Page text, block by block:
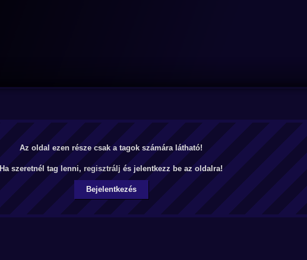
Az oldal ezen része csak a tagok számára látható!
Ha szeretnél tag lenni, regisztrálj és jelentkezz be az oldalra!
Bejelentkezés